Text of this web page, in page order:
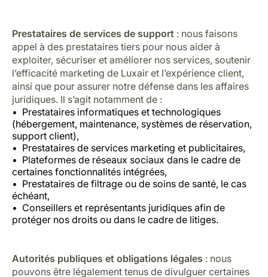
Prestataires de services de support : nous faisons
appel à des prestataires tiers pour nous aider à
exploiter, sécuriser et améliorer nos services, soutenir
l’efficacité marketing de Luxair et l’expérience client,
ainsi que pour assurer notre défense dans les affaires
juridiques. Il s’agit notamment de :
Prestataires informatiques et technologiques
(hébergement, maintenance, systèmes de réservation,
support client),
Prestataires de services marketing et publicitaires,
Plateformes de réseaux sociaux dans le cadre de
certaines fonctionnalités intégrées,
Prestataires de filtrage ou de soins de santé, le cas
échéant,
Conseillers et représentants juridiques afin de
protéger nos droits ou dans le cadre de litiges.
Autorités publiques et obligations légales : nous
pouvons être légalement tenus de divulguer certaines